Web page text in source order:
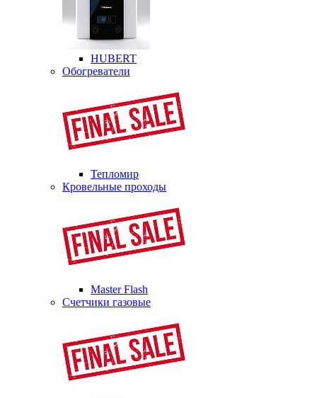
HUBERT
Обогреватели
Тепломир
Кровельные проходы
Master Flash
Счетчики газовые